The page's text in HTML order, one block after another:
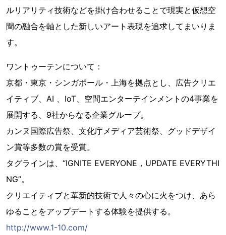
ルリアリティ技術などを掛け合わせることで現実と仮想空
間の融合を軸とした新しいアート表現を追求してまいりま
す。
ワントゥーテンについて：
京都・東京・シンガポール・上海を拠点とし、広告クリエ
イティブ、AI 、IoT、空間エンターテインメントの4事業を
展開する、9社からなる企業グループ。
カンヌ国際広告祭、文化庁メディア芸術祭、グッドデザイ
ン賞等多数の賞を受賞。
タグラインは、“IGNITE EVERYONE，UPDATE EVERYTHI
NG”。
クリエイティブと革新的技術で人々の心に火をつけ、あら
ゆることをアップデートする体験を提供する。
http://www.1-10.com/